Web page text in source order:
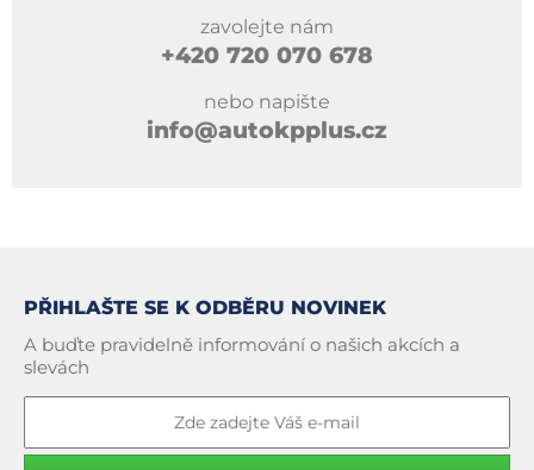
zavolejte nám
+420 720 070 678
nebo napište
info@autokpplus.cz
PŘIHLAŠTE SE K ODBĚRU NOVINEK
A buďte pravidelně informování o našich akcích a
slevách